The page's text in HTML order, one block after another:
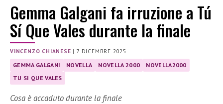
Gemma Galgani fa irruzione a Tú
Sí Que Vales durante la finale
VINCENZO CHIANESE |7 DICEMBRE 2025
GEMMA GALGANI NOVELLA NOVELLA 2000
NOVELLA2000
TU SI QUE VALES
Cosa è accaduto durante la finale